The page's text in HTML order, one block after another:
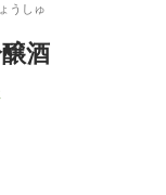
うしゅ
醸酒